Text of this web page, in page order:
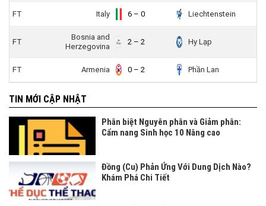
FT Italy 6 – 0 Liechtenstein
FT
Bosnia and
Herzegovina
2 – 2 Hy Lạp
FT Armenia 0 – 2 Phần Lan
TIN MỚI CẬP NHẬT
Phân biệt Nguyên phân và Giảm phân:
Cẩm nang Sinh học 10 Nâng cao
Đồng (Cu) Phản Ứng Với Dung Dịch Nào?
Khám Phá Chi Tiết